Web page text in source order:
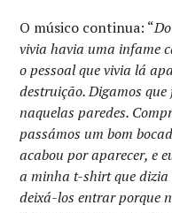
O músico continua: “
vivia havia uma infame
o pessoal que vivia lá
destruição. Digamos
naquelas paredes.
passámos um bom
acabou por aparecer, e
a minha t-shirt que dizia
deixá-los entrar porque